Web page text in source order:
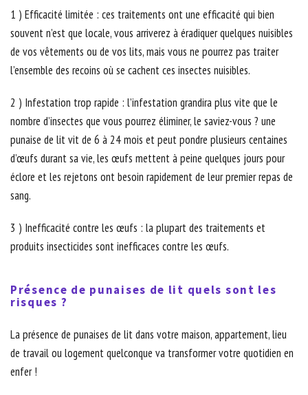
1 ) Efficacité limitée : ces traitements ont une efficacité qui bien
souvent n’est que locale, vous arriverez à éradiquer quelques nuisibles
de vos vêtements ou de vos lits, mais vous ne pourrez pas traiter
l’ensemble des recoins où se cachent ces insectes nuisibles.
2 ) Infestation trop rapide : l’infestation grandira plus vite que le
nombre d’insectes que vous pourrez éliminer, le saviez-vous ? une
punaise de lit vit de 6 à 24 mois et peut pondre plusieurs centaines
d’œufs durant sa vie, les œufs mettent à peine quelques jours pour
éclore et les rejetons ont besoin rapidement de leur premier repas de
sang.
3 ) Inefficacité contre les œufs : la plupart des traitements et
produits insecticides sont inefficaces contre les œufs.
Présence de punaises de lit quels sont les
risques ?
La présence de punaises de lit dans votre maison, appartement, lieu
de travail ou logement quelconque va transformer votre quotidien en
enfer !